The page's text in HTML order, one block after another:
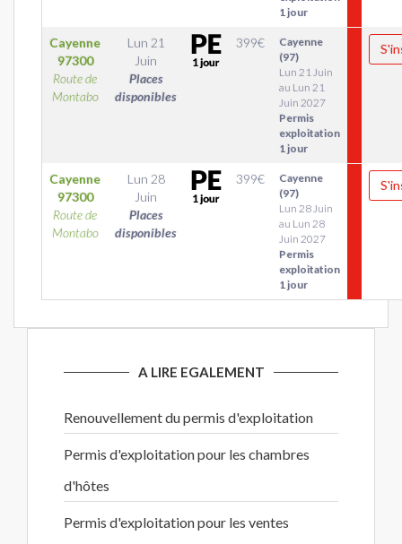
1 jour
Cayenne
97300
Route de
Montabo
Lun 21
Juin
Places
disponibles
399€
Cayenne
(97)
Lun 21 Juin
au Lun 21
Juin 2027
Permis
exploitation
1 jour
Cayenne
97300
Route de
Montabo
Lun 28
Juin
Places
disponibles
399€
Cayenne
(97)
Lun 28 Juin
au Lun 28
Juin 2027
Permis
exploitation
1 jour
A LIRE EGALEMENT
Renouvellement du permis d'exploitation
Permis d'exploitation pour les chambres
d'hôtes
Permis d'exploitation pour les ventes